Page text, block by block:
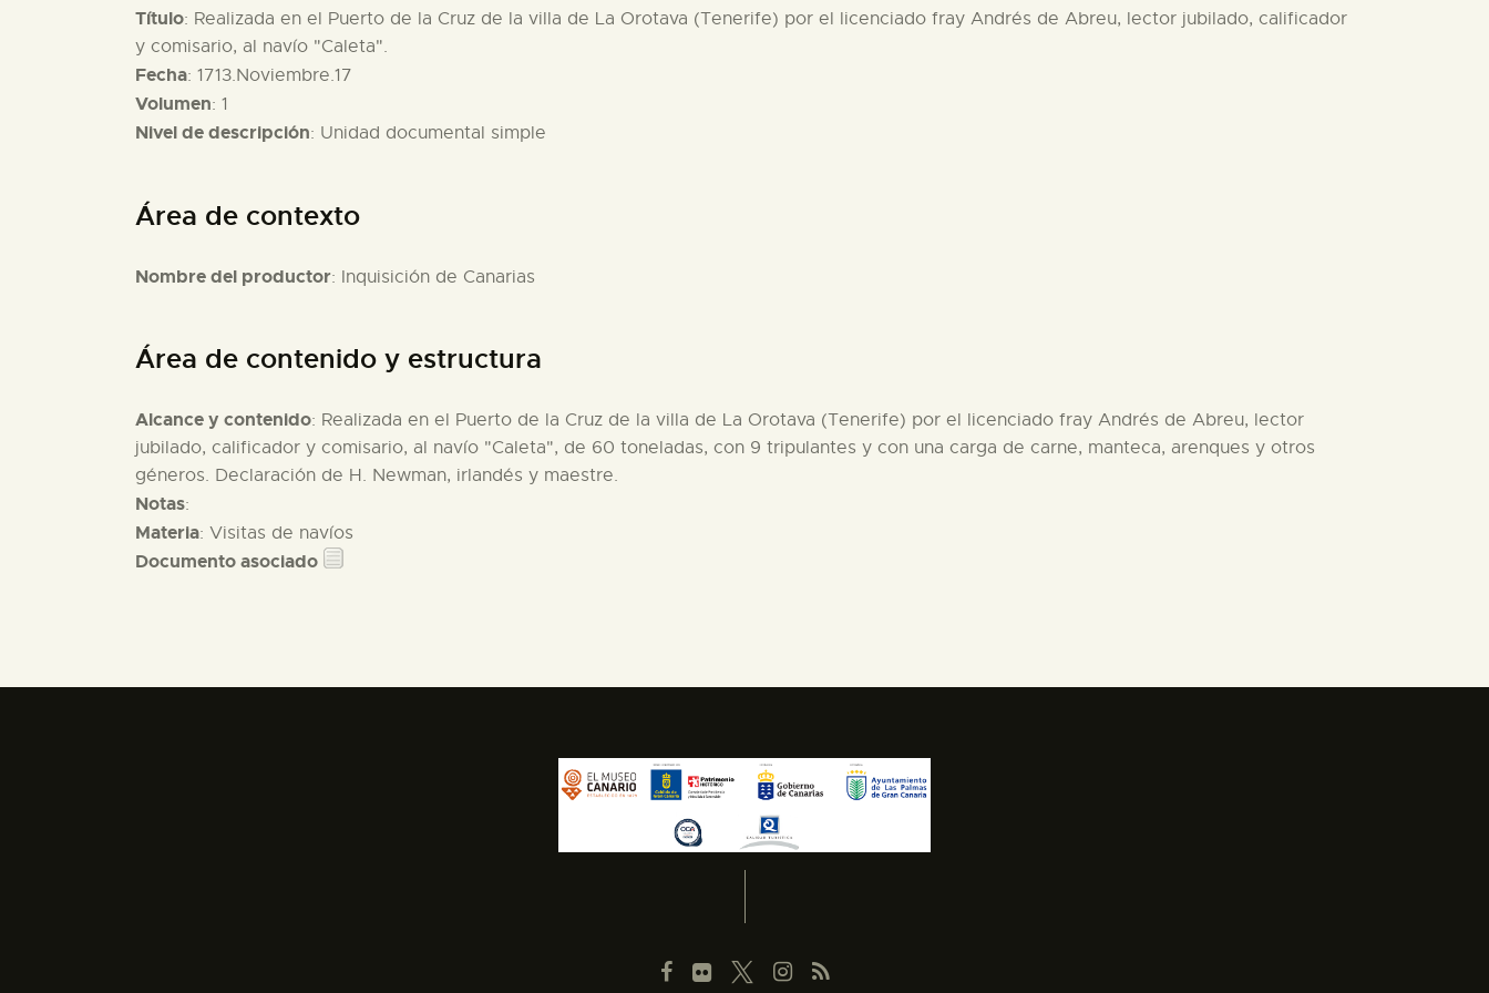
Título: Realizada en el Puerto de la Cruz de la villa de La Orotava (Tenerife) por el licenciado fray Andrés de Abreu, lector jubilado, calificador
y comisario, al navío "Caleta".
Fecha: 1713.Noviembre.17
Volumen: 1
Nivel de descripción: Unidad documental simple
Área de contexto
Nombre del productor: Inquisición de Canarias
Área de contenido y estructura
Alcance y contenido: Realizada en el Puerto de la Cruz de la villa de La Orotava (Tenerife) por el licenciado fray Andrés de Abreu, lector
jubilado, calificador y comisario, al navío "Caleta", de 60 toneladas, con 9 tripulantes y con una carga de carne, manteca, arenques y otros
géneros. Declaración de H. Newman, irlandés y maestre.
Notas:
Materia: Visitas de navíos
Documento asociado